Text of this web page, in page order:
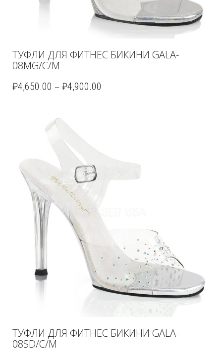
ТУФЛИ ДЛЯ ФИТНЕС БИКИНИ GALA-
08MG/C/M
₽4,650.00 – ₽4,900.00
ТУФЛИ ДЛЯ ФИТНЕС БИКИНИ GALA-
08SD/C/M